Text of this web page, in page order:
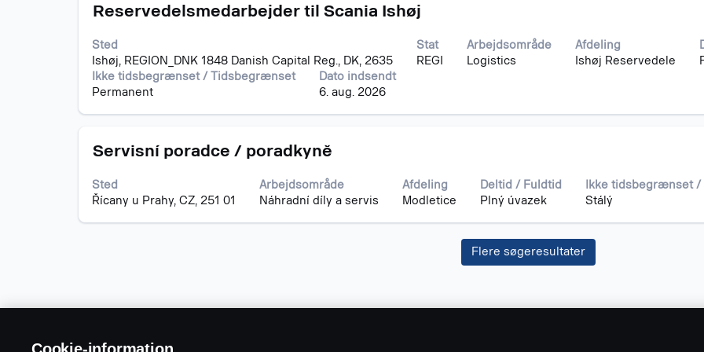
fulde
af
joboplysningerne.
Stilling
Reservedelsmedarbejder til Scania Ishøj
Sted
Ishøj, REGION_DNK 1848 Danish Capital Reg., DK, 2635
Stat
REGI
Arbejdsområde
Logistics
Afdeling
Ishøj Reservedele
Ikke tidsbegrænset / Tidsbegrænset
Permanent
Dato indsendt
6. aug. 2026
Vælg
mellemrumstasten
for
at
se
fulde
af
Stilling
Servisní poradce / poradkyně
Sted
Řícany u Prahy, CZ, 251 01
Arbejdsområde
Náhradní díly a servis
Afdeling
Modletice
Deltid / Fuldtid
Plný úvazek
Ikke tidsbegrænset
Stálý
Vælg
mellemrumstasten
for
se
Flere søgeresultater